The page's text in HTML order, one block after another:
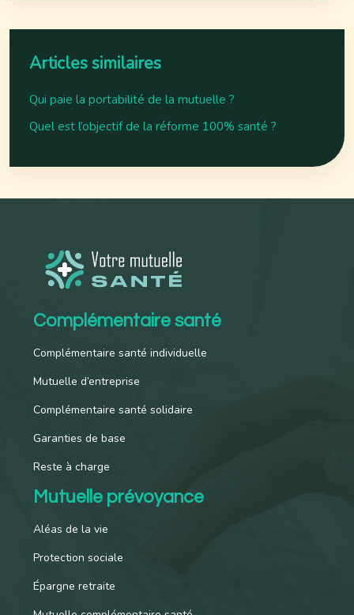
Articles similaires
Qui paie la portabilité de la mutuelle ?
Quel est l’objectif de la réforme 100% santé ?
Complémentaire santé
Complémentaire santé individuelle
Mutuelle d’entreprise
Complémentaire santé solidaire
Garanties de base
Reste à charge
Mutuelle prévoyance
Aléas de la vie
Protection sociale
Épargne retraite